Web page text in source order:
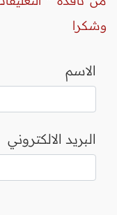
وشكرا
الاسم
البريد الالكتروني